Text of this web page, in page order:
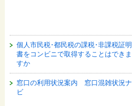
個人市民税･都民税の課税･非課税証明
書をコンビニで取得することはできま
すか
窓口の利用状況案内 窓口混雑状況ナ
ビ